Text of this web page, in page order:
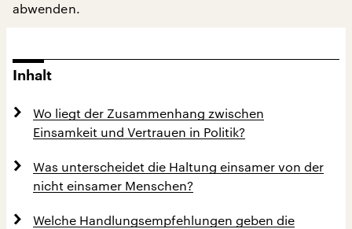
abwenden.
Inhalt
Wo liegt der Zusammenhang zwischen
Einsamkeit und Vertrauen in Politik?
Was unterscheidet die Haltung einsamer von der
nicht einsamer Menschen?
Welche Handlungsempfehlungen geben die